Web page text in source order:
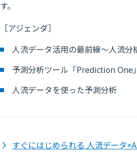
す。
［アジェンダ］
人流データ活用の最前線～人流分
予測分析ツール「Prediction One
人流データを使った予測分析
すぐにはじめられる 人流データ